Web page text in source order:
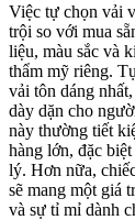
Việc tự chọn vải
trội so với mua
liệu, màu sắc và
thẩm mỹ riêng.
vải tôn dáng
dày dặn cho
này thường tiết
hàng lớn, đặc
lý. Hơn nữa,
sẽ mang một giá
và sự tỉ mỉ dành